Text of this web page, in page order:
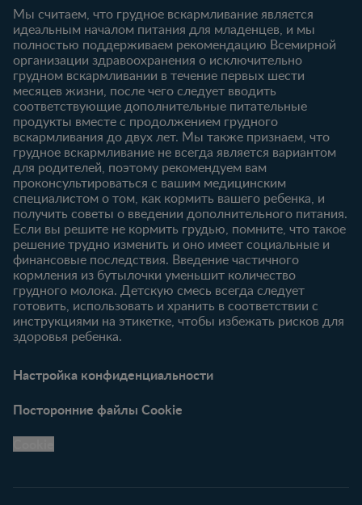
Зарегистрироваться
Купить
Наши бренды
Бесплатные
тестирования
6-12 месяцев
Статьи
Продукты
12-18 месяцев
Статьи
Продукты
18-24 месяцев
Статьи
Продукты
Мы считаем, что грудное вскармливание является
идеальным началом питания для младенцев, и мы
полностью поддерживаем рекомендацию Всемирной
организации здравоохранения о исключительно
грудном вскармливании в течение первых шести
месяцев жизни, после чего следует вводить
соответствующие дополнительные питательные
продукты вместе с продолжением грудного
вскармливания до двух лет. Мы также признаем, что
грудное вскармливание не всегда является вариантом
для родителей, поэтому рекомендуем вам
проконсультироваться с вашим медицинским
специалистом о том, как кормить вашего ребенка, и
получить советы о введении дополнительного питания.
Если вы решите не кормить грудью, помните, что такое
решение трудно изменить и оно имеет социальные и
финансовые последствия. Введение частичного
кормления из бутылочки уменьшит количество
грудного молока. Детскую смесь всегда следует
готовить, использовать и хранить в соответствии с
инструкциями на этикетке, чтобы избежать рисков для
здоровья ребенка.
Настройка конфиденциальности
Посторонние файлы Cookie